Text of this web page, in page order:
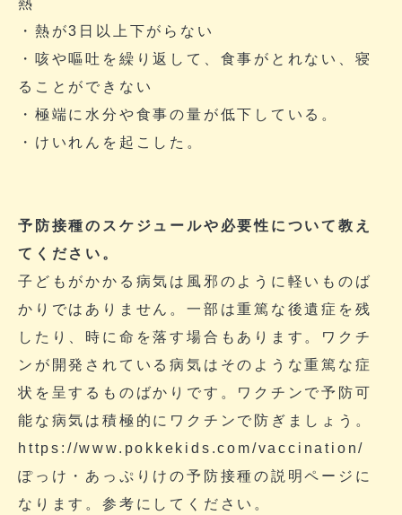
熱
・熱が3日以上下がらない
・咳や嘔吐を繰り返して、食事がとれない、寝
ることができない
・極端に水分や食事の量が低下している。
・けいれんを起こした。
予防接種のスケジュールや必要性について教え
てください。
子どもがかかる病気は風邪のように軽いものば
かりではありません。一部は重篤な後遺症を残
したり、時に命を落す場合もあります。ワクチ
ンが開発されている病気はそのような重篤な症
状を呈するものばかりです。ワクチンで予防可
能な病気は積極的にワクチンで防ぎましょう。
https://www.pokkekids.com/vaccination/
ぽっけ・あっぷりけの予防接種の説明ページに
なります。参考にしてください。